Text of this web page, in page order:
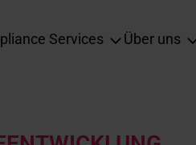
Services Über uns